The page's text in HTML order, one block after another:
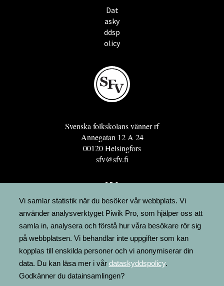
Dat
asky
ddsp
olicy
Svenska folkskolans vänner rf
Annegatan 12 A 24
00120 Helsingfors
sfv@sfv.fi
GRO
FÖRENINGSRESURSEN
MINNESRUNOR.FI
UPPSLAGSVERKET FINLAND
LÄGENHETER
FAKTURERING
Vi samlar statistik när du besöker vår webbplats. Vi
använder analysverktyget Piwik Pro, som hjälper oss att
samla in, analysera och förstå hur våra besökare rör sig
på webbplatsen. Vi behandlar inte uppgifter som kan
kopplas till enskilda personer och vi anonymiserar din
data. Du kan läsa mer i vår dataskyddspolicy.
Godkänner du datainsamlingen?